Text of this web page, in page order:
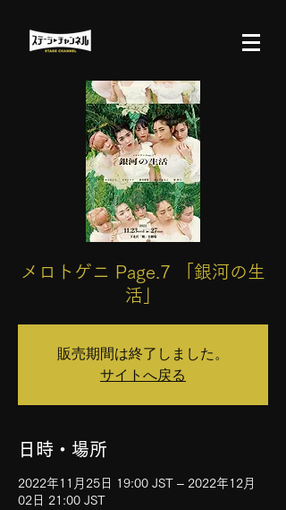
メロトゲニ Page.7 「銀河の生
活」
販売期間は終了しました。
サイトへ戻る
日時・場所
2022年11月25日 19:00 JST – 2022年12月
02日 21:00 JST